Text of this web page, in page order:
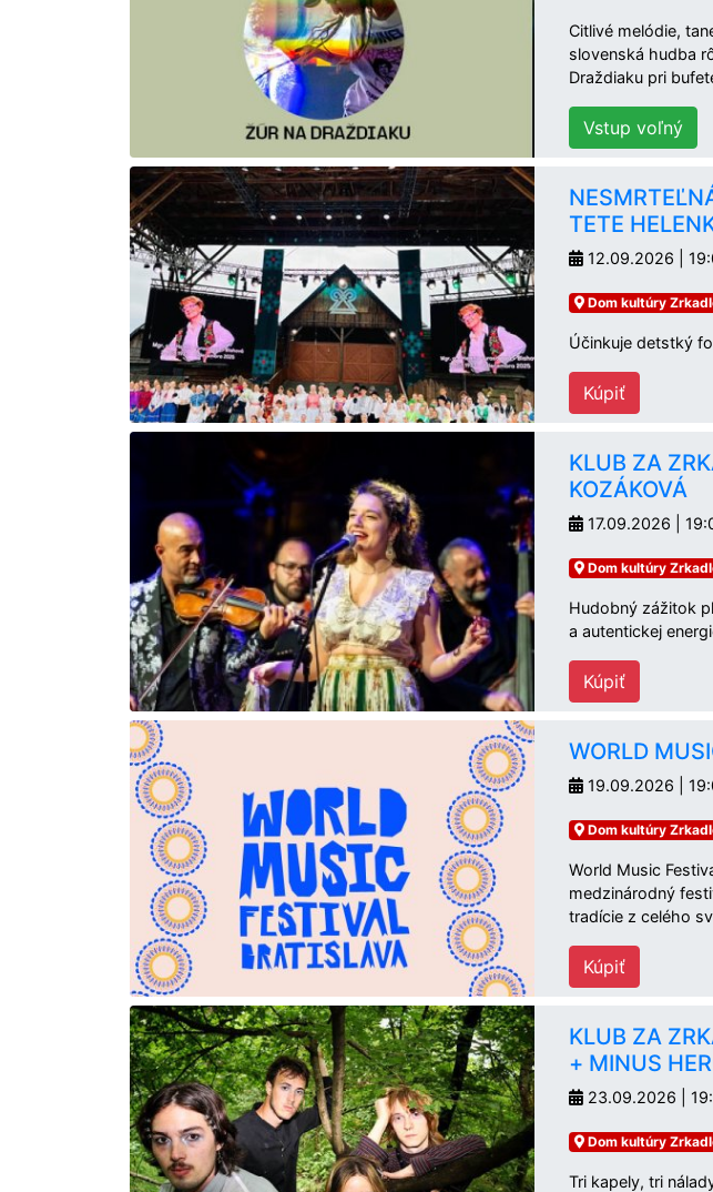
Citlivé melódie,
slovenská hudba
Draždiaku pri
Vstup voľný
TETE
12.09.2026 |
Dom kultúry
Účinkuje detstký
Kúpiť
KLUB ZA
KOZÁKOVÁ
17.09.2026 |
Dom kultúry
Hudobný zážitok
a autentickej
Kúpiť
WORLD
19.09.2026 |
Dom kultúry
World Music
medzinárodný
tradície z celého
Kúpiť
KLUB ZA
+ MINUS
23.09.2026 |
Dom kultúry
Tri kapely, tri